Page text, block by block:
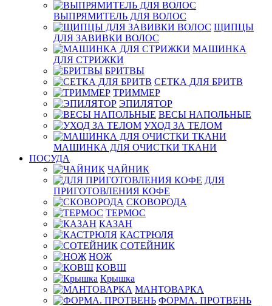
ВЫПРЯМИТЕЛЬ ДЛЯ ВОЛОС
ЩИПЦЫ
ДЛЯ ЗАВИВКИ ВОЛОС
МАШИНКА
ДЛЯ СТРИЖКИ
БРИТВЫ
СЕТКА ДЛЯ БРИТВ
ТРИММЕР
ЭПИЛЯТОР
ВЕСЫ НАПОЛЬНЫЕ
УХОД ЗА ТЕЛОМ
МАШИНКА ДЛЯ ОЧИСТКИ ТКАНИ
ПОСУДА
ЧАЙНИК
ДЛЯ
ПРИГОТОВЛЕНИЯ КОФЕ
СКОВОРОДА
ТЕРМОС
КАЗАН
КАСТРЮЛЯ
СОТЕЙНИК
НОЖ
КОВШ
Крышка
МАНТОВАРКА
ФОРМА. ПРОТВЕНЬ